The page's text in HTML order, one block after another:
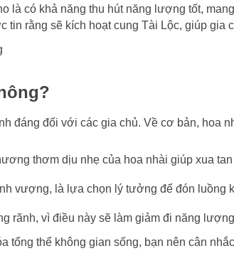
là có khả năng thu hút năng lượng tốt,
rằng sẽ kích hoạt cung Tài Lộc, giúp gia
đáng đối với các gia chủ. Về cơ bản, hoa
thơm dịu nhẹ của hoa nhài giúp xua
vượng, là lựa chọn lý tưởng để đón luồng
rãnh, vì điều này sẽ làm giảm đi năng
tổng thể không gian sống, bạn nên cân